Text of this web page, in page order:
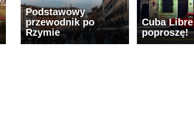
Podstawowy
przewodnik po
Rzymie
Cuba Libre
poproszę!